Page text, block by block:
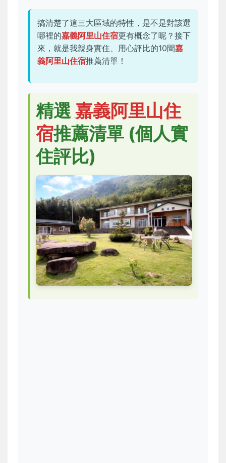
搞清楚了這三大區域的特性，是不是對該選
哪裡的嘉義阿里山住宿更有概念了呢？接下
來，就是我親身實住、用心評比的10間嘉
義阿里山住宿推薦清單！
精選 嘉義阿里山住
宿推薦清單 (個人實
住評比)